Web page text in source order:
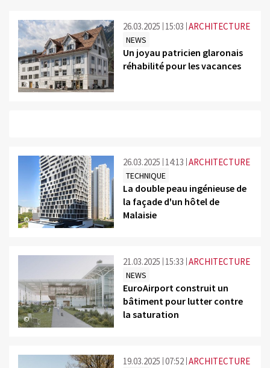
©
26.03.2025 15:03 ARCHITECTURE
NEWS
Un joyau patricien glaronais
réhabilité pour les vacances
©
26.03.2025 14:13 ARCHITECTURE
TECHNIQUE
La double peau ingénieuse de
la façade d'un hôtel de
Malaisie
©
21.03.2025 15:33 ARCHITECTURE
NEWS
EuroAirport construit un
bâtiment pour lutter contre
la saturation
19.03.2025 07:52 ARCHITECTURE